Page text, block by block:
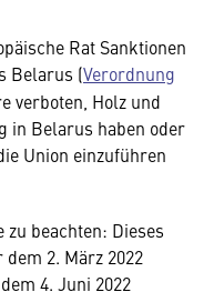
Rat Sanktionen
Belarus (Verordnung
verboten, Holz und
in Belarus haben oder
Union einzuführen
beachten: Dieses
2. März 2022
4. Juni 2022